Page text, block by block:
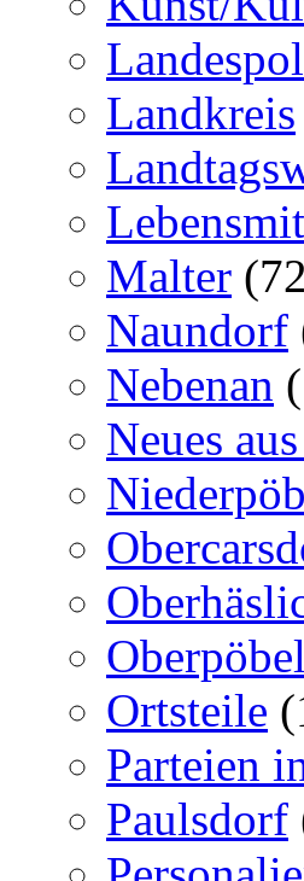
Landkreis
Malter
Naundorf
Nebenan
Neues
Oberpöbel
Ortsteile
Parteien
Paulsdorf